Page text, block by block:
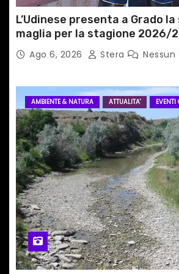
L’Udinese presenta a Grado
maglia per la stagione 2026/
Ago 6, 2026 Stera
AMBIENTE & NATURA ATTUALITA'